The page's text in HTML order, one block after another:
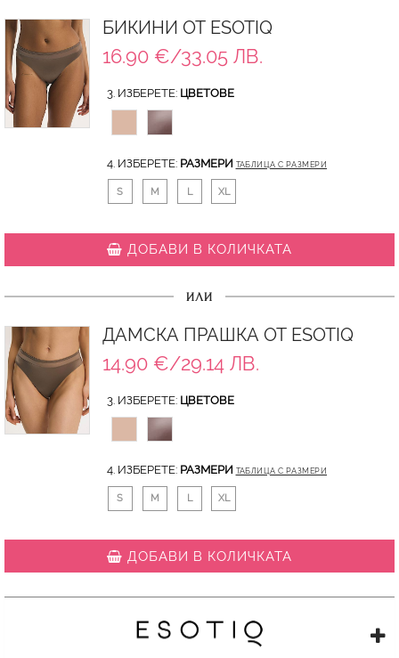
БИКИНИ ОТ ESOTIQ
16.90 €/33.05 ЛВ.
3. ИЗБЕРЕТЕ: ЦВЕТОВЕ
4. ИЗБЕРЕТЕ: РАЗМЕРИ ТАБЛИЦА С РАЗМЕРИ
S M L XL
ДОБАВИ В КОЛИЧКАТА
ИЛИ
ДАМСКА ПРАШКА ОТ ESOTIQ
14.90 €/29.14 ЛВ.
3. ИЗБЕРЕТЕ: ЦВЕТОВЕ
4. ИЗБЕРЕТЕ: РАЗМЕРИ ТАБЛИЦА С РАЗМЕРИ
S M L XL
ДОБАВИ В КОЛИЧКАТА